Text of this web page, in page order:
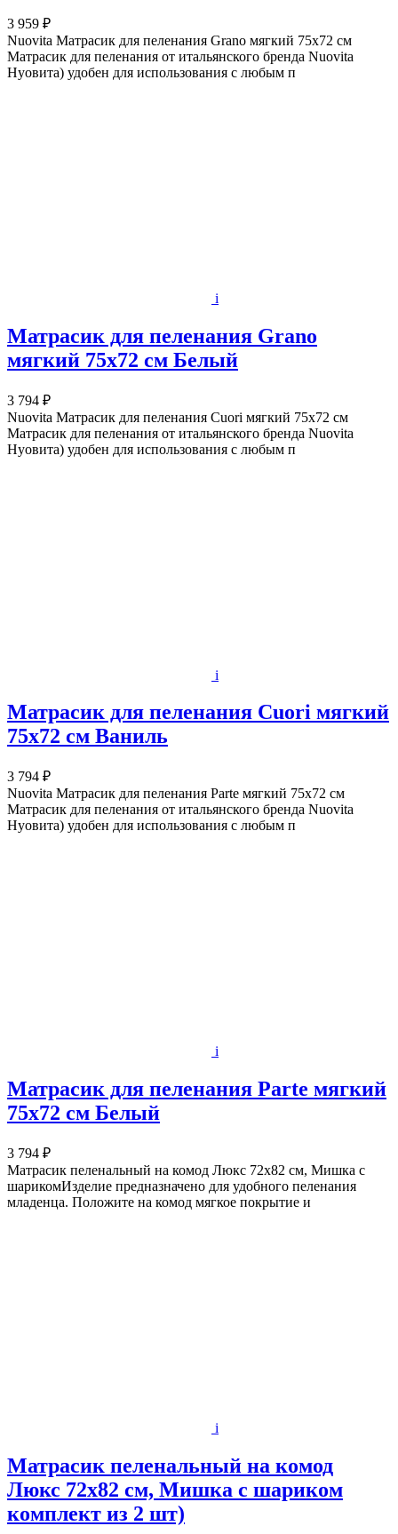
3 959 ₽
Nuovita Матрасик для пеленания Grano мягкий 75х72 см
Матрасик для пеленания от итальянского бренда Nuovita
Нуовита) удобен для использования с любым п
i
Матрасик для пеленания Grano
мягкий 75х72 см Белый
3 794 ₽
Nuovita Матрасик для пеленания Cuori мягкий 75х72 см
Матрасик для пеленания от итальянского бренда Nuovita
Нуовита) удобен для использования с любым п
i
Матрасик для пеленания Cuori мягкий
75х72 см Ваниль
3 794 ₽
Nuovita Матрасик для пеленания Parte мягкий 75х72 см
Матрасик для пеленания от итальянского бренда Nuovita
Нуовита) удобен для использования с любым п
i
Матрасик для пеленания Parte мягкий
75х72 см Белый
3 794 ₽
Матрасик пеленальный на комод Люкс 72х82 см, Мишка с
шарикомИзделие предназначено для удобного пеленания
младенца. Положите на комод мягкое покрытие и
i
Матрасик пеленальный на комод
Люкс 72х82 см, Мишка с шариком
комплект из 2 шт)